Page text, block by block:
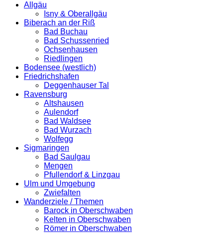
Allgäu
Isny & Oberallgäu
Biberach an der Riß
Bad Buchau
Bad Schussenried
Ochsenhausen
Riedlingen
Bodensee (westlich)
Friedrichshafen
Deggenhauser Tal
Ravensburg
Altshausen
Aulendorf
Bad Waldsee
Bad Wurzach
Wolfegg
Sigmaringen
Bad Saulgau
Mengen
Pfullendorf & Linzgau
Ulm und Umgebung
Zwiefalten
Wanderziele / Themen
Barock in Oberschwaben
Kelten in Oberschwaben
Römer in Oberschwaben